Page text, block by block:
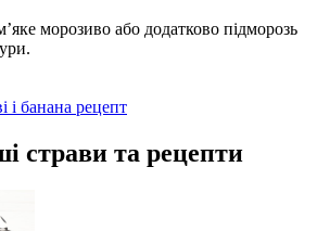
морозиво або додатково підморозь
і банана рецепт
страви та рецепти